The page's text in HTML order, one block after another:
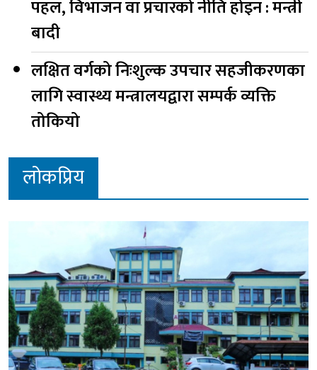
पहल, विभाजन वा प्रचारको नीति होइन : मन्त्री
बादी
लक्षित वर्गको निःशुल्क उपचार सहजीकरणका
लागि स्वास्थ्य मन्त्रालयद्वारा सम्पर्क व्यक्ति
तोकियो
लोकप्रिय